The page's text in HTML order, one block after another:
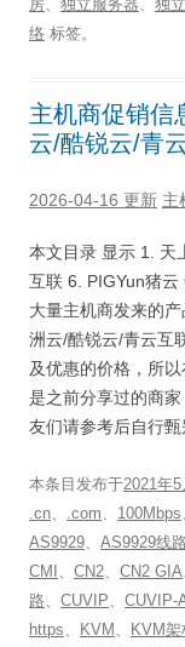
房、 独立服务器、 独
络 标签。
主机商促销信
云/酷锐云/青
2026-04-16 更新 主
本文目录 显示 1. 天
互联 6. PIGYun猪
大量主机商发来的
洲云/酷锐云/青云互
及优惠的价格，所
是之前分享过的商
友们请参考后自行
本条目发布于2021年5
.cn、 .com、 100Mbps
AS9929、 AS9929线路
CMI 、 CN2、 CN2 GIA
路、 CUVIP、 CUVIP-
https、 KVM 、 KVM架